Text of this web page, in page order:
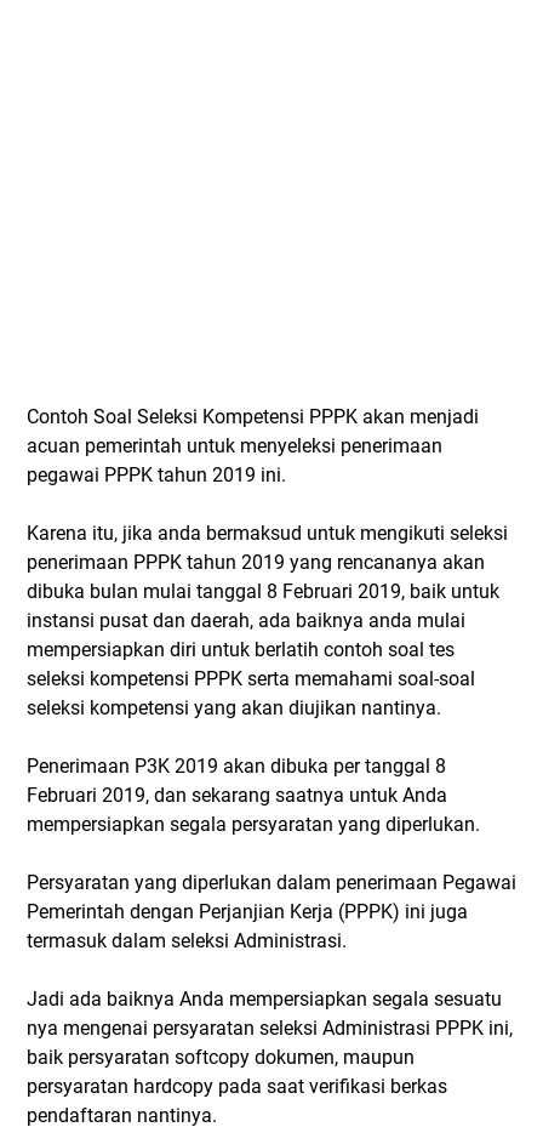
Contoh Soal Seleksi Kompetensi PPPK akan menjadi
acuan pemerintah untuk menyeleksi penerimaan
pegawai PPPK tahun 2019 ini.
Karena itu, jika anda bermaksud untuk mengikuti seleksi
penerimaan PPPK tahun 2019 yang rencananya akan
dibuka bulan mulai tanggal 8 Februari 2019, baik untuk
instansi pusat dan daerah, ada baiknya anda mulai
mempersiapkan diri untuk berlatih contoh soal tes
seleksi kompetensi PPPK serta memahami soal-soal
seleksi kompetensi yang akan diujikan nantinya.
Penerimaan P3K 2019 akan dibuka per tanggal 8
Februari 2019, dan sekarang saatnya untuk Anda
mempersiapkan segala persyaratan yang diperlukan.
Persyaratan yang diperlukan dalam penerimaan Pegawai
Pemerintah dengan Perjanjian Kerja (PPPK) ini juga
termasuk dalam seleksi Administrasi.
Jadi ada baiknya Anda mempersiapkan segala sesuatu
nya mengenai persyaratan seleksi Administrasi PPPK ini,
baik persyaratan softcopy dokumen, maupun
persyaratan hardcopy pada saat verifikasi berkas
pendaftaran nantinya.